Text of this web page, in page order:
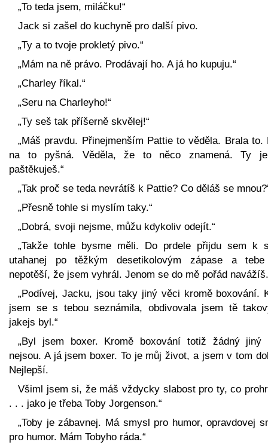
„To teda jsem, miláčku!“
Jack si zašel do kuchyně pro další pivo.
„Ty a to tvoje prokletý pivo.“
„Mám na ně právo. Prodávají ho. A já ho kupuju.“
„Charley říkal.“
„Seru na Charleyho!“
„Ty seš tak příšerně skvělej!“
„Máš pravdu. Přinejmenším Pattie to věděla. Brala to.
na to pyšná. Věděla, že to něco znamená. Ty
paštěkuješ.“
„Tak proč se teda nevrátíš k Pattie? Co děláš se
„Přesně tohle si myslím taky.“
„Dobrá, svoji nejsme, můžu kdykoliv odejít.“
„Takže tohle bysme měli. Do prdele přijdu sem k
utahanej po těžkým desetikolovým zápase a
nepotěší, že jsem vyhrál. Jenom se do mě pořád
„Podívej, Jacku, jsou taky jiný věci kromě boxování.
jsem se s tebou seznámila, obdivovala jsem tě
jakejs byl.“
„Byl jsem boxer. Kromě boxování totiž žádný jiný
nejsou. A já jsem boxer. To je můj život, a jsem v tom
Nejlepší.
Všiml jsem si, že máš vždycky slabost pro ty, co
. . . jako je třeba Toby Jorgenson.“
„Toby je zábavnej. Má smysl pro humor, opravdovej
pro humor. Mám Tobyho ráda.“